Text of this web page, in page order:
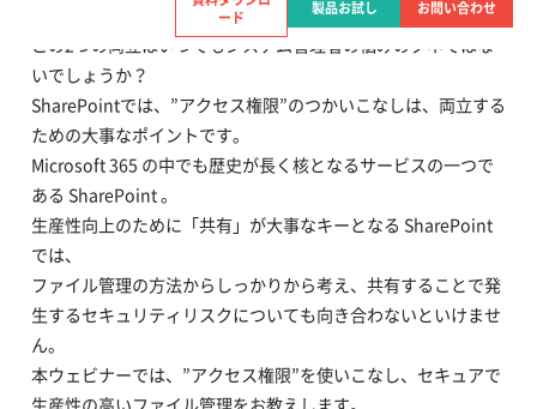
ード
製品お試し お問い合わせ
ユーザーの生産性向上と、セキュリティ確保。
この2つの両立はいつでもシステム管理者の悩みのタネではな
いでしょうか？
SharePointでは、”アクセス権限”のつかいこなしは、両立する
ための大事なポイントです。
Microsoft 365 の中でも歴史が長く核となるサービスの一つで
ある SharePoint 。
生産性向上のために「共有」が大事なキーとなる SharePoint
では、
ファイル管理の方法からしっかりから考え、共有することで発
生するセキュリティリスクについても向き合わないといけませ
ん。
本ウェビナーでは、”アクセス権限”を使いこなし、セキュアで